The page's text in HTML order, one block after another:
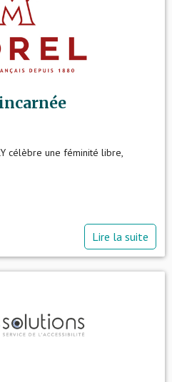
célèbre une féminité libre,
Lire la suite